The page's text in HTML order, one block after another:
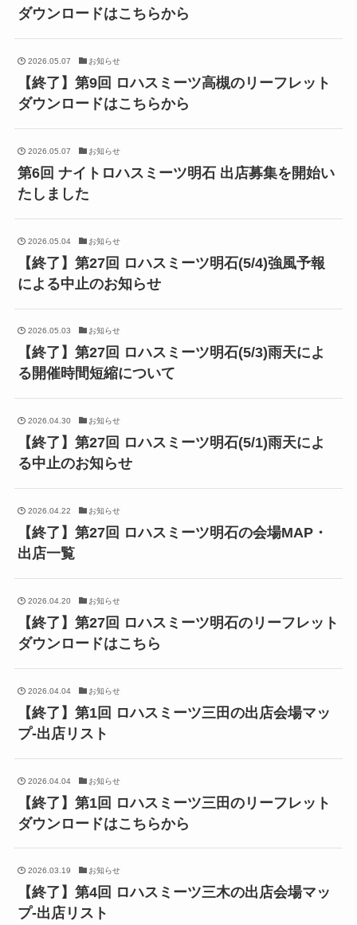
ダウンロードはこちらから
2026.05.07 お知らせ
【終了】第9回 ロハスミーツ高槻のリーフレット
ダウンロードはこちらから
2026.05.07 お知らせ
第6回 ナイトロハスミーツ明石 出店募集を開始い
たしました
2026.05.04 お知らせ
【終了】第27回 ロハスミーツ明石(5/4)強風予報
による中止のお知らせ
2026.05.03 お知らせ
【終了】第27回 ロハスミーツ明石(5/3)雨天によ
る開催時間短縮について
2026.04.30 お知らせ
【終了】第27回 ロハスミーツ明石(5/1)雨天によ
る中止のお知らせ
2026.04.22 お知らせ
【終了】第27回 ロハスミーツ明石の会場MAP・
出店一覧
2026.04.20 お知らせ
【終了】第27回 ロハスミーツ明石のリーフレット
ダウンロードはこちら
2026.04.04 お知らせ
【終了】第1回 ロハスミーツ三田の出店会場マッ
プ-出店リスト
2026.04.04 お知らせ
【終了】第1回 ロハスミーツ三田のリーフレット
ダウンロードはこちらから
2026.03.19 お知らせ
【終了】第4回 ロハスミーツ三木の出店会場マッ
プ-出店リスト